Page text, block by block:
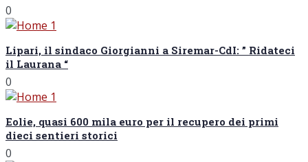
0
Lipari, il sindaco Giorgianni a Siremar-CdI: ” Ridateci
il Laurana “
0
Eolie, quasi 600 mila euro per il recupero dei primi
dieci sentieri storici
0